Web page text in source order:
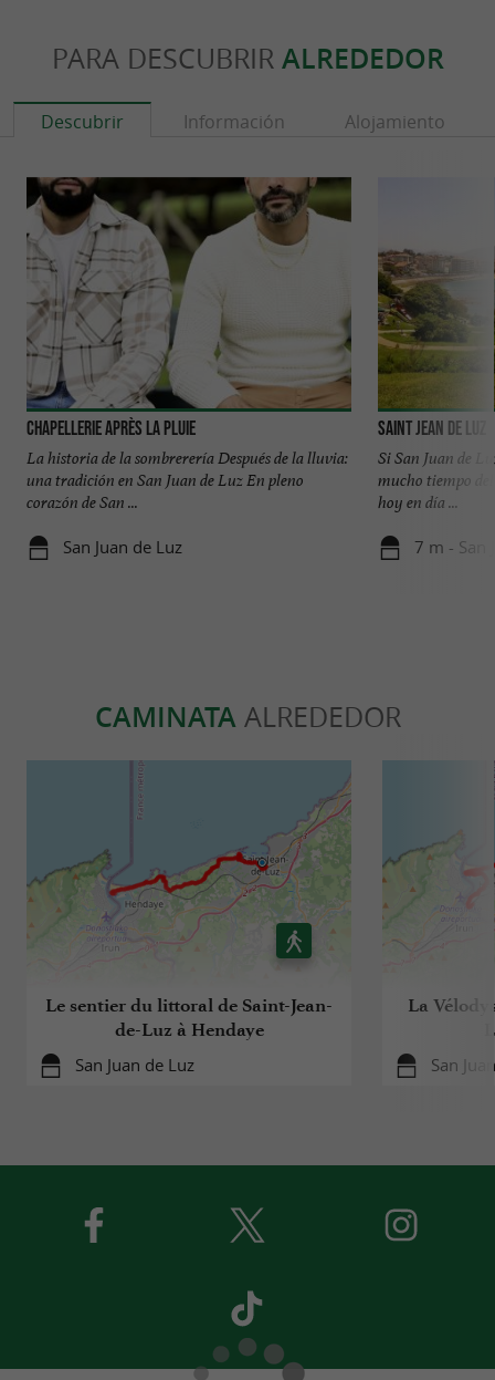
PARA DESCUBRIR ALREDEDOR
Descubrir Información Alojamiento
Chapellerie Après La Pluie
La historia de la sombrerería Después de la lluvia:
una tradición en San Juan de Luz En pleno
corazón de San ...
San Juan de Luz
Saint Jean de Luz
Si San Juan de
mucho tiempo
hoy en día ...
7 m - San
CAMINATAALREDEDOR
Le sentier du littoral de Saint-Jean-
de-Luz à Hendaye
San Juan de Luz
La
San